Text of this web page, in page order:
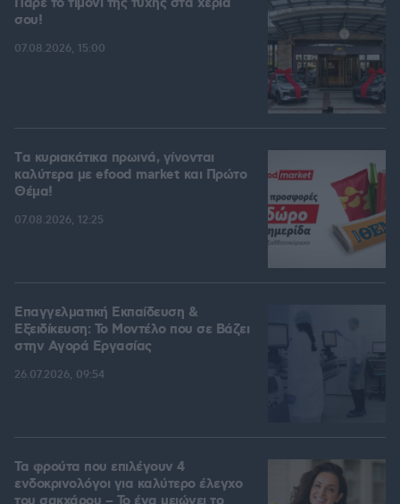
Πάρε το τιμόνι της τύχης στα χέρια
σου!
07.08.2026, 15:00
Tα κυριακάτικα πρωινά, γίνονται
καλύτερα με efood market και Πρώτο
Θέμα!
07.08.2026, 12:25
Επαγγελματική Εκπαίδευση &
Εξειδίκευση: Το Mοντέλο που σε Bάζει
στην Aγορά Eργασίας
26.07.2026, 09:54
Τα φρούτα που επιλέγουν 4
ενδοκρινολόγοι για καλύτερο έλεγχο